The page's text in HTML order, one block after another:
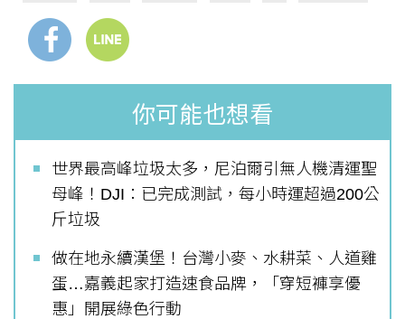
你可能也想看
世界最高峰垃圾太多，尼泊爾引無人機清運聖
母峰！DJI：已完成測試，每小時運超過200公
斤垃圾
做在地永續漢堡！台灣小麥、水耕菜、人道雞
蛋…嘉義起家打造速食品牌，「穿短褲享優
惠」開展綠色行動